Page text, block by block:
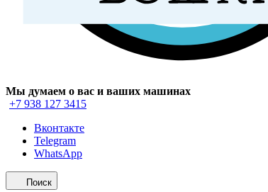
Мы думаем о вас и ваших машинах
+7 938 127 3415
Вконтакте
Telegram
WhatsApp
Поиск